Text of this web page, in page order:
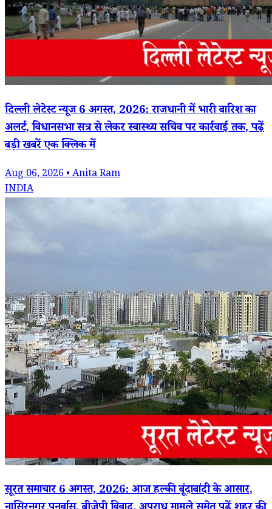
दिल्ली लेटेस्ट न्यूज 6 अगस्त, 2026: राजधानी में भारी बारिश का
अलर्ट, विधानसभा सत्र से लेकर स्वास्थ्य सचिव पर कार्रवाई तक, पढ़ें
बड़ी खबरें एक क्लिक में
Aug 06, 2026 • Anita Ram
INDIA
सूरत समाचार 6 अगस्त, 2026: आज हल्की बूंदाबांदी के आसार,